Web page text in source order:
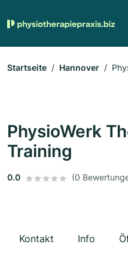
Startseite Hannover
PhysioWerk
Training
0.0 (0
Kontakt Info